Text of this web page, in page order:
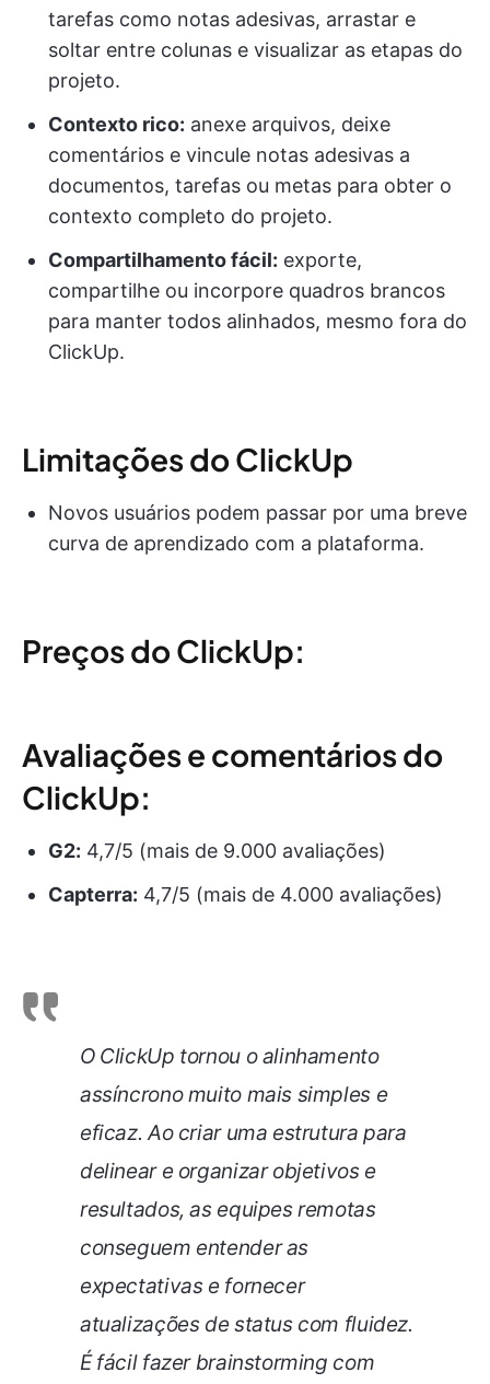
tarefas como notas adesivas, arrastar e
soltar entre colunas e visualizar as etapas do
projeto.
Contexto rico: anexe arquivos, deixe
comentários e vincule notas adesivas a
documentos, tarefas ou metas para obter o
contexto completo do projeto.
Compartilhamento fácil: exporte,
compartilhe ou incorpore quadros brancos
para manter todos alinhados, mesmo fora do
ClickUp.
Limitações do ClickUp
Novos usuários podem passar por uma breve
curva de aprendizado com a plataforma.
Preços do ClickUp:
Avaliações e comentários do
ClickUp:
G2: 4,7/5 (mais de 9.000 avaliações)
Capterra: 4,7/5 (mais de 4.000 avaliações)
O ClickUp tornou o alinhamento
assíncrono muito mais simples e
eficaz. Ao criar uma estrutura para
delinear e organizar objetivos e
resultados, as equipes remotas
conseguem entender as
expectativas e fornecer
atualizações de status com fluidez.
É fácil fazer brainstorming com